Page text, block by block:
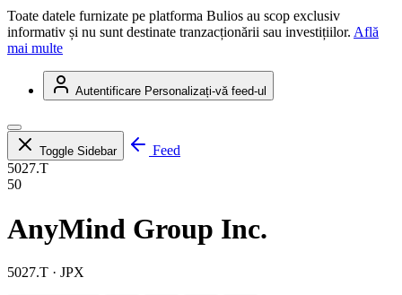
Toate datele furnizate pe platforma Bulios au scop exclusiv
informativ și nu sunt destinate tranzacționării sau investițiilor. Află
mai multe
Autentificare Personalizați-vă feed-ul
Toggle Sidebar
Feed
5027.T
50
AnyMind Group Inc.
5027.T · JPX